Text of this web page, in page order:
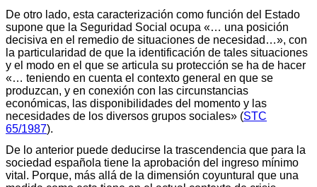
De otro lado, esta caracterización como función del Estado
supone que la Seguridad Social ocupa «… una posición
decisiva en el remedio de situaciones de necesidad…», con
la particularidad de que la identificación de tales situaciones
y el modo en el que se articula su protección se ha de hacer
«… teniendo en cuenta el contexto general en que se
produzcan, y en conexión con las circunstancias
económicas, las disponibilidades del momento y las
necesidades de los diversos grupos sociales» (STC
65/1987).
De lo anterior puede deducirse la trascendencia que para la
sociedad española tiene la aprobación del ingreso mínimo
vital. Porque, más allá de la dimensión coyuntural que una